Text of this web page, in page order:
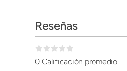
Reseñas
0 Calificación promedio